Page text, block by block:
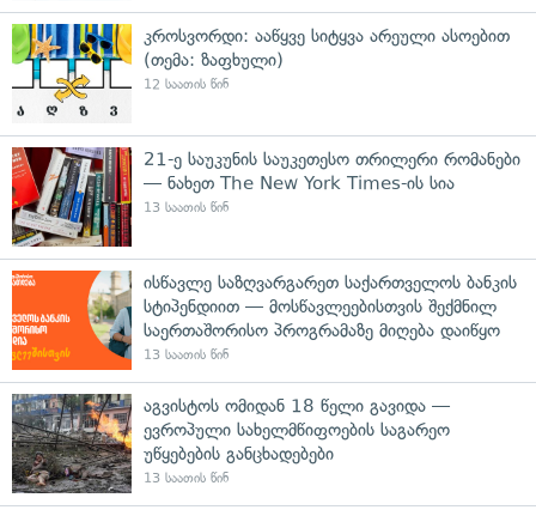
კროსვორდი: ააწყვე სიტყვა არეული ასოებით
(თემა: ზაფხული)
12 საათის წინ
21-ე საუკუნის საუკეთესო თრილერი რომანები
— ნახეთ The New York Times-ის სია
13 საათის წინ
ისწავლე საზღვარგარეთ საქართველოს ბანკის
სტიპენდიით — მოსწავლეებისთვის შექმნილ
საერთაშორისო პროგრამაზე მიღება დაიწყო
13 საათის წინ
აგვისტოს ომიდან 18 წელი გავიდა —
ევროპული სახელმწიფოების საგარეო
უწყებების განცხადებები
13 საათის წინ